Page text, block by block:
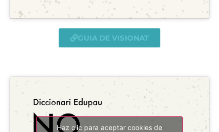
GUIA DE VISIONAT
Haz clic para aceptar cookies de